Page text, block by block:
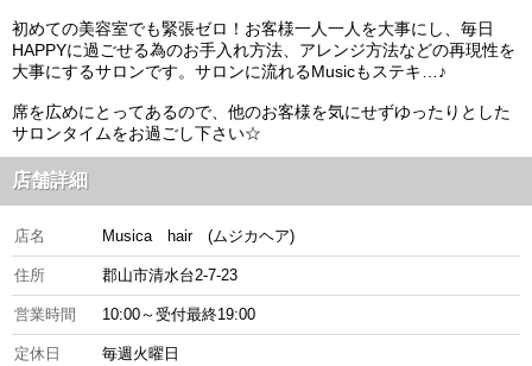
初めての美容室でも緊張ゼロ！お客様一人一人を大事にし、毎日
HAPPYに過ごせる為のお手入れ方法、アレンジ方法などの再現性を
大事にするサロンです。サロンに流れるMusicもステキ…♪
席を広めにとってあるので、他のお客様を気にせずゆったりとした
サロンタイムをお過ごし下さい☆
店舗詳細
店名 Musica hair (ムジカヘア)
住所 郡山市清水台2-7-23
営業時間 10:00～受付最終19:00
定休日 毎週火曜日